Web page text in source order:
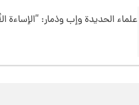
علماء الحديدة وإب وذمار: